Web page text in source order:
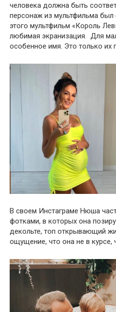
человека должна быть
персонаж из мультфильма
этого мультфильм «Король
любимая экранизация. Для
особенное имя. Это только их
В своем Инстаграме Нюша
фотками, в которых она
декольте, топ открывающий
ощущение, что она не в курсе,